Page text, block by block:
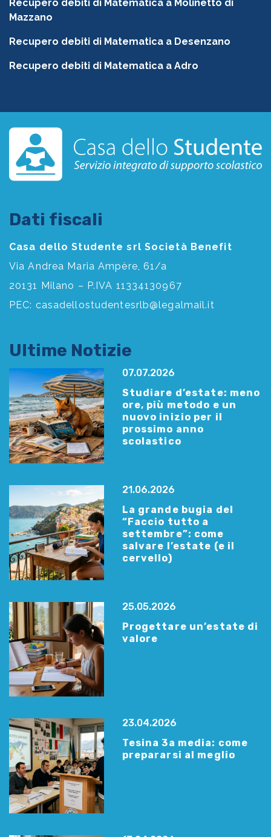
Recupero debiti di Matematica a Molinetto di
Mazzano
Recupero debiti di Matematica a Desenzano
Recupero debiti di Matematica a Adro
Dati fiscali
Casa dello Studente srl Società Benefit
Via Andrea Maria Ampère, 61/a
20131 Milano – P.IVA 11334130967
PEC: casadellostudentesrlb@legalmail.it
Ultime Notizie
07.07.2026
Studiare d’estate: meno
ore, più metodo e un
nuovo inizio per il
prossimo anno
scolastico
21.06.2026
La grande bugia del
“Faccio tutto a
settembre”: come
salvare l’estate (e il
cervello)
25.05.2026
Progettare un’estate di
valore
23.04.2026
Tesina 3a media: come
prepararsi al meglio